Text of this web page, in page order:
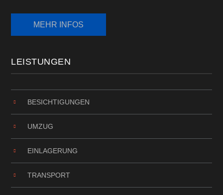
LEISTUNGEN
BESICHTIGUNGEN
UMZUG
EINLAGERUNG
TRANSPORT